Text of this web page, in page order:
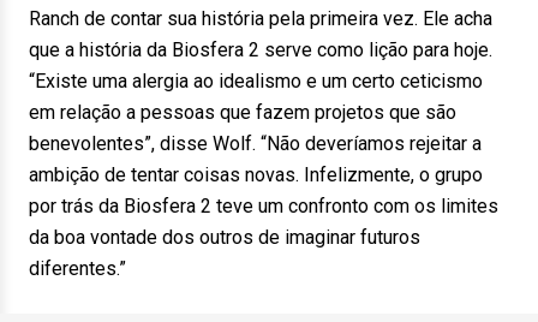
Ranch de contar sua história pela primeira vez. Ele acha
que a história da Biosfera 2 serve como lição para hoje.
“Existe uma alergia ao idealismo e um certo ceticismo
em relação a pessoas que fazem projetos que são
benevolentes”, disse Wolf. “Não deveríamos rejeitar a
ambição de tentar coisas novas. Infelizmente, o grupo
por trás da Biosfera 2 teve um confronto com os limites
da boa vontade dos outros de imaginar futuros
diferentes.”